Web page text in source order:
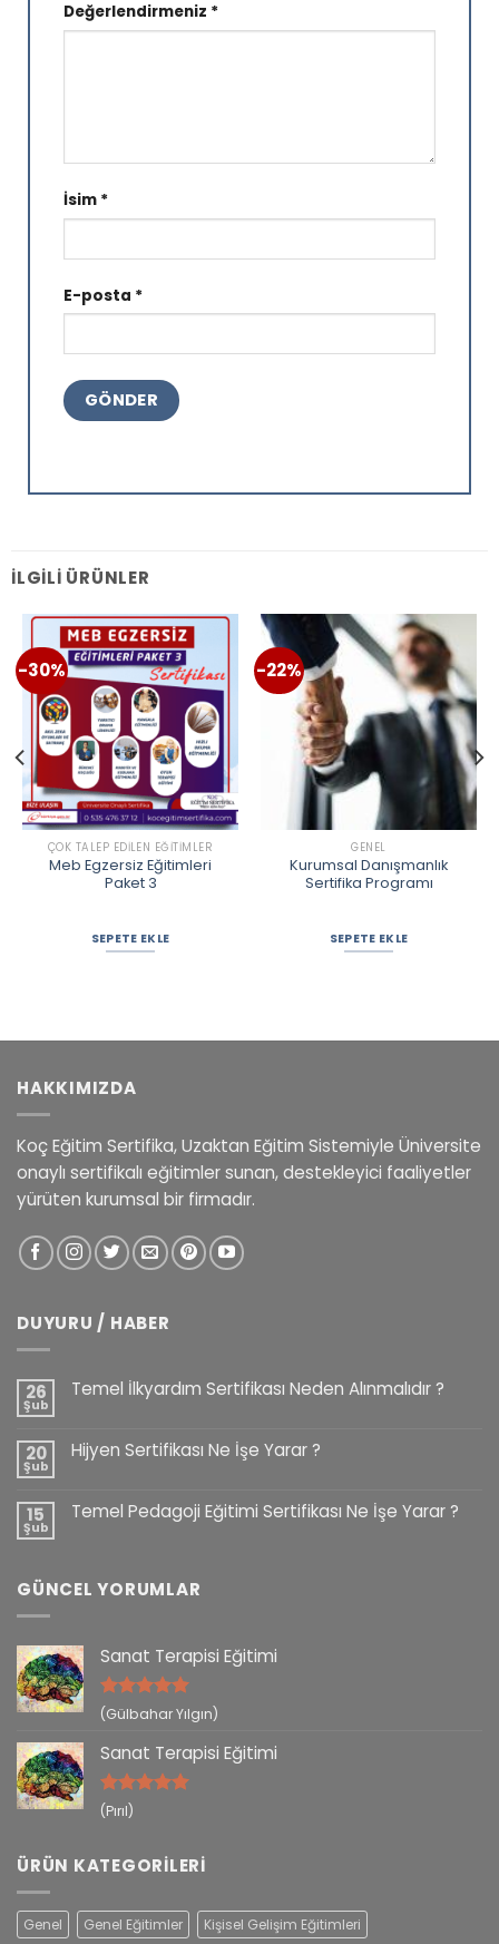
Değerlendirmeniz *
İsim *
E-posta *
İLGILI ÜRÜNLER
-30%
ÇOK TALEP EDILEN EĞITIMLER
Meb Egzersiz Eğitimleri
Paket 3
SEPETE EKLE
-22%
GENEL
Kurumsal Danışmanlık
Sertifika Programı
SEPETE EKLE
HAKKIMIZDA
Koç Eğitim Sertifika, Uzaktan Eğitim Sistemiyle Üniversite
onaylı sertifikalı eğitimler sunan, destekleyici faaliyetler
yürüten kurumsal bir firmadır.
DUYURU / HABER
26
Şub
Temel İlkyardım Sertifikası Neden Alınmalıdır ?
20
Şub
Hijyen Sertifikası Ne İşe Yarar ?
15
Şub
Temel Pedagoji Eğitimi Sertifikası Ne İşe Yarar ?
GÜNCEL YORUMLAR
Sanat Terapisi Eğitimi
5 üzerinden
(Gülbahar Yılgın)
Sanat Terapisi Eğitimi
5 üzerinden
(Pırıl)
ÜRÜN KATEGORILERI
Genel Genel Eğitimler Kişisel Gelişim Eğitimleri